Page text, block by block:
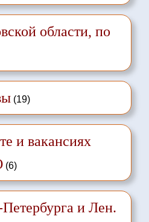
области, по
(19)
и вакансиях
(6)
и Лен.